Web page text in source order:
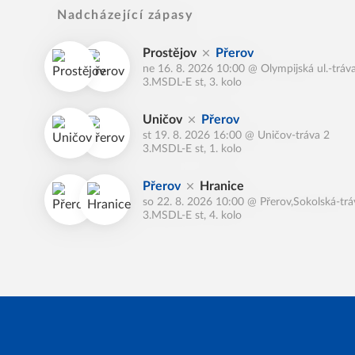
Nadcházející zápasy
Prostějov Přerov
ne 16. 8. 2026 10:00 @ Olympijská ul.-
3.MSDL-E st, 3. kolo
Uničov Přerov
st 19. 8. 2026 16:00 @ Uničov-tráva 2
3.MSDL-E st, 1. kolo
Přerov Hranice
so 22. 8. 2026 10:00 @ Přerov,Sokolská-
3.MSDL-E st, 4. kolo